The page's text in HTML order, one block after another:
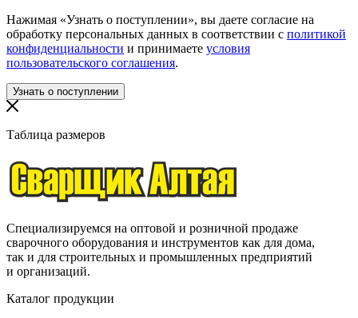
Нажимая «Узнать о поступлении», вы даете согласие на
обработку персональных данных в соответствии с политикой
конфиденциальности и принимаете условия
пользовательского соглашения.
Таблица размеров
Специализируемся на оптовой и розничной продаже
сварочного оборудования и инструментов как для дома,
так и для строительных и промышленных предприятий
и организаций.
Каталог продукции